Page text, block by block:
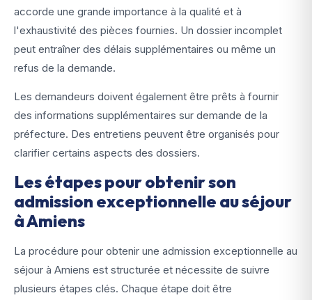
accorde une grande importance à la qualité et à
l'exhaustivité des pièces fournies. Un dossier incomplet
peut entraîner des délais supplémentaires ou même un
refus de la demande.
Les demandeurs doivent également être prêts à fournir
des informations supplémentaires sur demande de la
préfecture. Des entretiens peuvent être organisés pour
clarifier certains aspects des dossiers.
Les étapes pour obtenir son
admission exceptionnelle au séjour
à Amiens
La procédure pour obtenir une admission exceptionnelle au
séjour à Amiens est structurée et nécessite de suivre
plusieurs étapes clés. Chaque étape doit être